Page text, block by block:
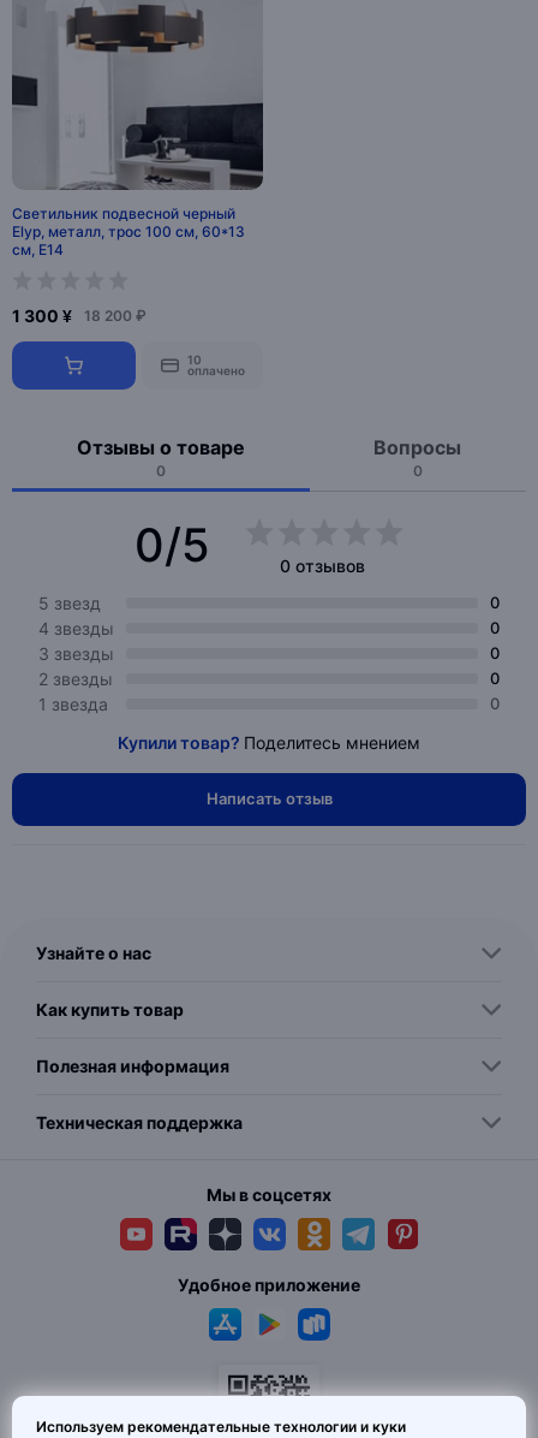
Светильник подвесной черный
Elyp, металл, трос 100 см, 60*13
см, E14
1 300 ¥ 18 200 ₽
10
оплачено
Отзывы о товаре
0
Вопросы
0
0/5
0 отзывов
5 звезд
0
4 звезды 0
3 звезды 0
2 звезды 0
1 звезда 0
Купили товар? Поделитесь мнением
Написать отзыв
Узнайте о нас
Как купить товар
Полезная информация
Техническая поддержка
Мы в соцсетях
Удобное приложение
Используем рекомендательные технологии и куки